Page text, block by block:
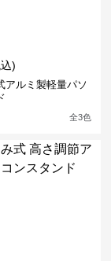
)
アルミ製軽量パソ
全3色